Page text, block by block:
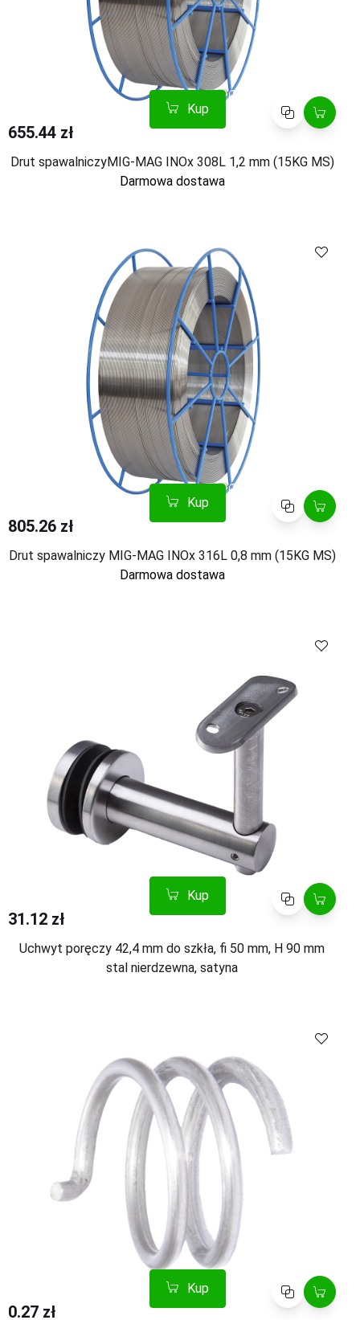
Kup Porównaj
655.44 zł
Drut spawalniczyMIG-MAG INOx 308L 1,2 mm (15KG MS)
Darmowa dostawa
Kup Porównaj
805.26 zł
Drut spawalniczy MIG-MAG INOx 316L 0,8 mm (15KG MS)
Darmowa dostawa
Kup Porównaj
31.12 zł
Uchwyt poręczy 42,4 mm do szkła, fi 50 mm, H 90 mm
stal nierdzewna, satyna
Kup Porównaj
0.27 zł